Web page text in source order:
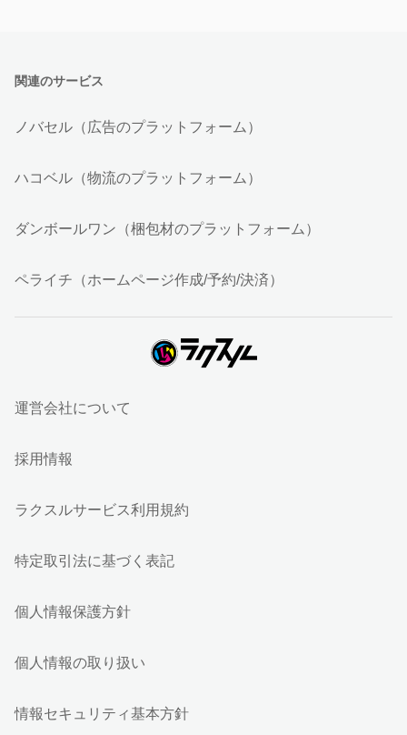
関連のサービス
ノバセル（広告のプラットフォーム）
ハコベル（物流のプラットフォーム）
ダンボールワン（梱包材のプラットフォーム）
ペライチ（ホームページ作成/予約/決済）
運営会社について
採用情報
ラクスルサービス利用規約
特定取引法に基づく表記
個人情報保護方針
個人情報の取り扱い
情報セキュリティ基本方針